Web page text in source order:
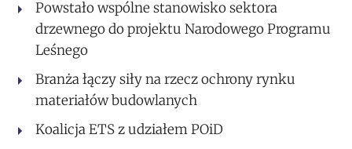
Powstało wspólne stanowisko sektora
drzewnego do projektu Narodowego Programu
Leśnego
Branża łączy siły na rzecz ochrony rynku
materiałów budowlanych
Koalicja ETS z udziałem POiD